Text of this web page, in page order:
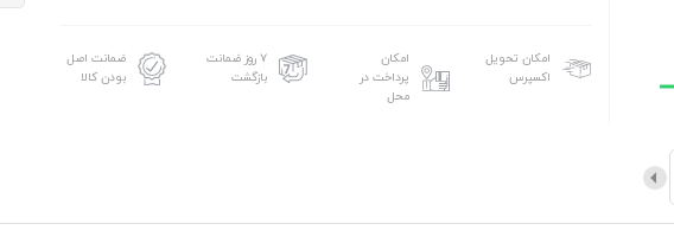
امکان تحویل
اکسپرس
امکان
پرداخت در
محل
۷ روز ضمانت
بازگشت
ضمانت اصل
بودن کالا